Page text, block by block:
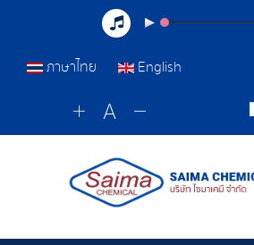
ภาษาไทย English